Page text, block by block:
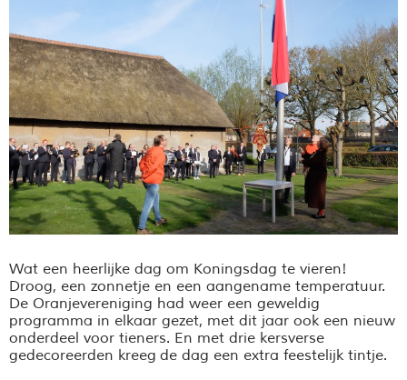
Wat een heerlijke dag om Koningsdag te vieren!
Droog, een zonnetje en een aangename temperatuur.
De Oranjevereniging had weer een geweldig
programma in elkaar gezet, met dit jaar ook een nieuw
onderdeel voor tieners. En met drie kersverse
gedecoreerden kreeg de dag een extra feestelijk tintje.